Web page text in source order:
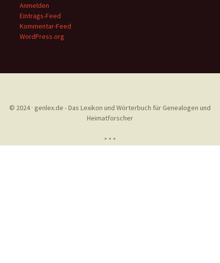
Anmelden
Eintrags-Feed
Kommentar-Feed
WordPress.org
© 2024 · genlex.de - Das Lexikon und Wörterbuch für Genealogen und
Heimatforscher
* * *